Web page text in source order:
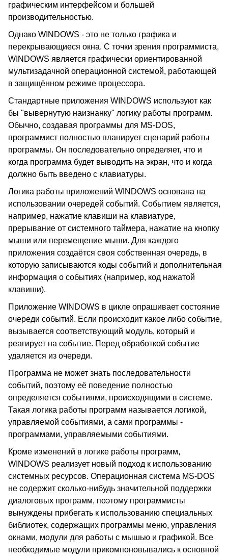
графическим интерфейсом и большей
производительностью.
Однако WINDOWS - это не только графика и
перекрывающиеся окна. С точки зрения программиста,
WINDOWS является графически ориентированной
мультизадачной операционной системой, работающей
в защищённом режиме процессора.
Стандартные приложения WINDOWS используют как
бы "вывернутую наизнанку" логику работы программ.
Обычно, создавая программы для MS-DOS,
программист полностью планирует сценарий работы
программы. Он последовательно определяет, что и
когда программа будет выводить на экран, что и когда
должно быть введено с клавиатуры.
Логика работы приложений WINDOWS основана на
использовании очередей событий. Событием является,
например, нажатие клавиши на клавиатуре,
прерывание от системного таймера, нажатие на кнопку
мыши или перемещение мыши. Для каждого
приложения создаётся своя собственная очередь, в
которую записываются коды событий и дополнительная
информация о событиях (например, код нажатой
клавиши).
Приложение WINDOWS в цикле опрашивает состояние
очереди событий. Если происходит какое либо событие,
вызывается соответствующий модуль, который и
реагирует на событие. Перед обработкой событие
удаляется из очереди.
Программа не может знать последовательности
событий, поэтому её поведение полностью
определяется событиями, происходящими в системе.
Такая логика работы программ называется логикой,
управляемой событиями, а сами программы -
программами, управляемыми событиями.
Кроме изменений в логике работы программ,
WINDOWS реализует новый подход к использованию
системных ресурсов. Операционная система MS-DOS
не содержит сколько-нибудь значительной поддержки
диалоговых программ, поэтому программисты
вынуждены прибегать к использованию специальных
библиотек, содержащих программы меню, управления
окнами, модули для работы с мышью и графикой. Все
необходимые модули прикомпоновывались к основной